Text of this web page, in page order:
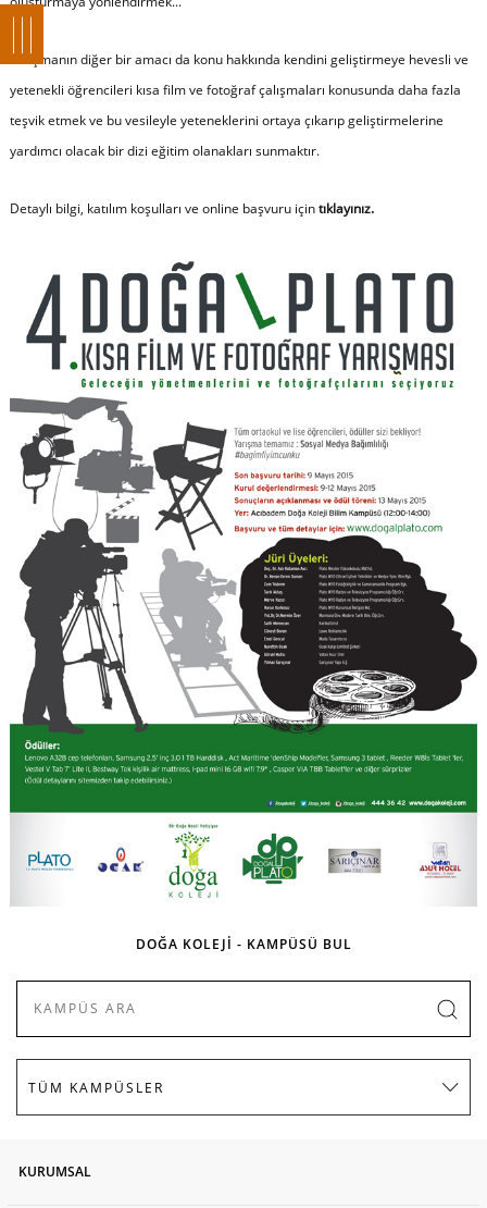
Yarışmanın diğer bir amacı da konu hakkında kendini geliştirmeye hevesli ve
yetenekli öğrencileri kısa film ve fotoğraf çalışmaları konusunda daha fazla
teşvik etmek ve bu vesileyle yeteneklerini ortaya çıkarıp geliştirmelerine
yardımcı olacak bir dizi eğitim olanakları sunmaktır.
Detaylı bilgi, katılım koşulları ve online başvuru içintıklayınız.
DOĞA KOLEJİ - KAMPÜSÜ BUL
KURUMSAL